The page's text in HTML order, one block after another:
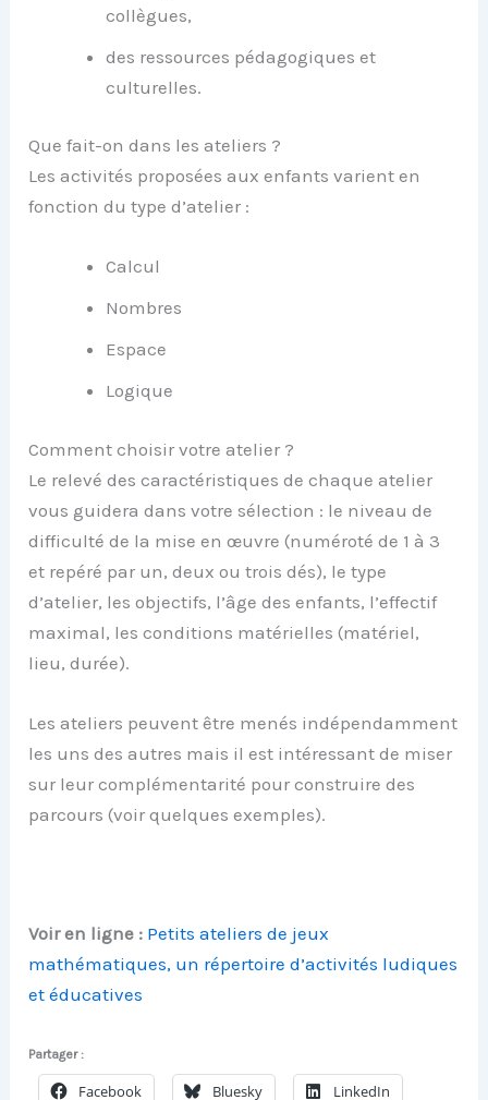
collègues,
des ressources pédagogiques et
culturelles.
Que fait-on dans les ateliers ?
Les activités proposées aux enfants varient en
fonction du type d’atelier :
Calcul
Nombres
Espace
Logique
Comment choisir votre atelier ?
Le relevé des caractéristiques de chaque atelier
vous guidera dans votre sélection : le niveau de
difficulté de la mise en œuvre (numéroté de 1 à 3
et repéré par un, deux ou trois dés), le type
d’atelier, les objectifs, l’âge des enfants, l’effectif
maximal, les conditions matérielles (matériel,
lieu, durée).
Les ateliers peuvent être menés indépendamment
les uns des autres mais il est intéressant de miser
sur leur complémentarité pour construire des
parcours (voir quelques exemples).
Voir en ligne : Petits ateliers de jeux
mathématiques, un répertoire d’activités ludiques
et éducatives
Partager :
Facebook Bluesky LinkedIn